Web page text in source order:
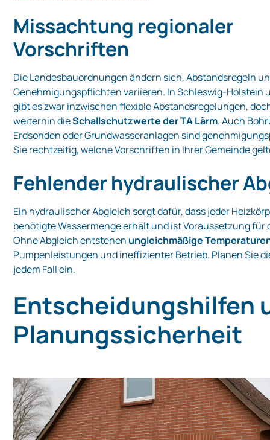
Missachtung regionaler
Vorschriften
Die Landesbauordnungen ändern sich, Abstandsregeln
Genehmigungspflichten variieren. In Schleswig‑Holstein
gibt es zwar inzwischen flexible Abstandsregelungen,
weiterhin dieSchallschutzwerte der TA Lärm. Auch
Erdsonden oder Grundwasseranlagen sind
Sie rechtzeitig, welche Vorschriften in Ihrer Gemeinde
Fehlender hydraulischer
Ein hydraulischer Abgleich sorgt dafür, dass jeder
benötigte Wassermenge erhält und ist Voraussetzung für
Ohne Abgleich entstehen ungleichmäßige
Pumpenleistungen und ineffizienter Betrieb. Planen Sie
jedem Fall ein.
Entscheidungshilfen
Planungssicherheit